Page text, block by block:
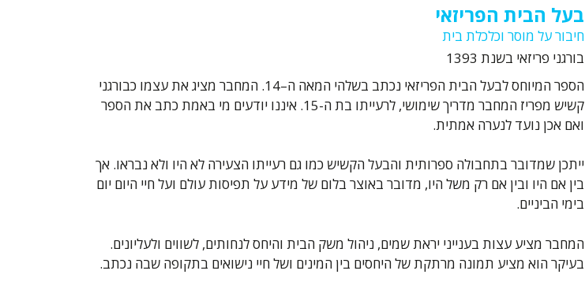
בעל הבית הפריזאי
חיבור על מוסר וכלכלת בית
בורגני פריזאי בשנת 1393
הספר המיוחס לבעל הבית הפריזאי נכתב בשלהי המאה ה–14. המחבר מציג את עצמו כבורגני
קשיש מפריז המחבר מדריך שימושי, לרעייתו בת ה-15. איננו יודעים מי באמת כתב את הספר
ואם אכן נועד לנערה אמתית.
ייתכן שמדובר בתחבולה ספרותית והבעל הקשיש כמו גם רעייתו הצעירה לא היו ולא נבראו. אך
בין אם היו ובין אם רק משל היו, מדובר באוצר בלום של מידע על תפיסות עולם ועל חיי היום יום
בימי הביניים.
המחבר מציע עצות בענייני יראת שמים, ניהול משק הבית והיחס לנחותים, לשווים ולעליונים.
בעיקר הוא מציע תמונה מרתקת של היחסים בין המינים ושל חיי נישואים בתקופה שבה נכתב.